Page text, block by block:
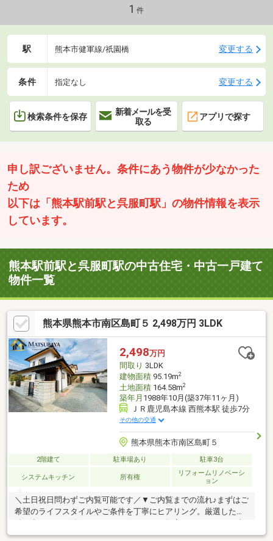
たします～所有者様居住中のため、ご内覧の際は事前にご予約く
1 件
駅 熊本市健軍線/祇園橋 変更する
条件 指定なし 変更する
検索条件を保存
新着メールを受
取る
アプリで探す
申し訳ございません。条件にあう物件が少なかった
ため
以下は「熊本駅前駅と呉服町駅」の物件情報を表示
しています。
熊本駅前駅と呉服町駅の中古住宅・中古一戸建て
物件一覧
熊本県熊本市南区島町５ 2,498万円 3LDK
2,498万円
間取り 3LDK
建物面積95.19m2
土地面積164.58m2
築年月 1988年10月(築37年11ヶ月)
ＪＲ鹿児島本線 西熊本駅 徒歩7分
その他の交通
熊本県熊本市南区島町５
2階建て 駐車場あり 駐車3台
システムキッチン 所有権
リフォームリノベーシ
ョン
＼土日祝日問わずご内覧可能です／▼ご内覧までの流れ♪まずはご
希望のライフスタイルやご条件を丁寧にヒアリング。厳選した物
覧のスケジュールも、お客様のご都合に合わせて柔軟に調整いた